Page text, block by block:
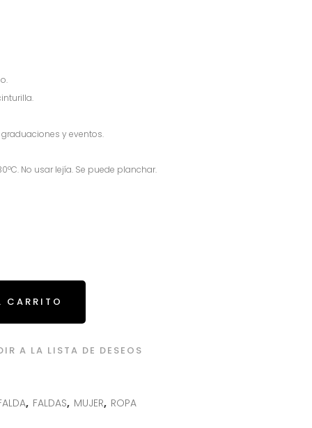
y eventos.
No usar lejía. Se puede planchar.
CARRITO
A LA LISTA DE DESEOS
, FALDAS, MUJER, ROPA